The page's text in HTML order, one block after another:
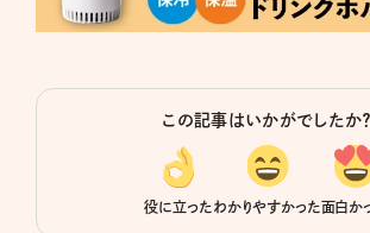
この記事はいかがでしたか？
役に立ったわかりやすかった面白か